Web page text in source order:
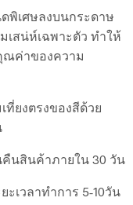
พิเศษลงบนกระดาษ
เสน่ห์เฉพาะตัว ทำให้
ณค่าของความ
ยงตรงของสีด้วย
คืนสินค้าภายใน 30 วัน
ะเวลาทำการ 5-10วัน